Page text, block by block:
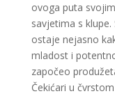
ovoga puta
savjetima s
ostaje nejasno
mladost i
započeo
Čekićari u